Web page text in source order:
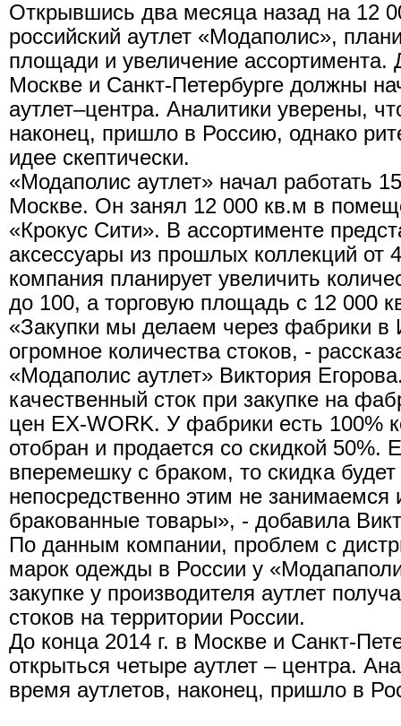
Открывшись два месяца назад на 12
российский аутлет «Модаполис»,
площади и увеличение ассортимента.
Москве и Санкт-Петербурге должны
аутлет–центра. Аналитики уверены,
наконец, пришло в Россию, однако
идее скептически.
«Модаполис аутлет» начал работать
Москве. Он занял 12 000 кв.м в
«Крокус Сити». В ассортименте
аксессуары из прошлых коллекций от
компания планирует увеличить
до 100, а торговую площадь с 12 000
«Закупки мы делаем через фабрики в
огромное количества стоков, -
«Модаполис аутлет» Виктория
качественный сток при закупке на
цен EX-WORK. У фабрики есть 100%
отобран и продается со скидкой 50%.
вперемешку с браком, то скидка
непосредственно этим не занимаемся
бракованные товары», - добавила
По данным компании, проблем с
марок одежды в России у
закупке у производителя аутлет
стоков на территории России.
До конца 2014 г. в Москве и Санкт-
открыться четыре аутлет – центра.
время аутлетов, наконец, пришло в